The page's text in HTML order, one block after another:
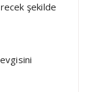
şekilde